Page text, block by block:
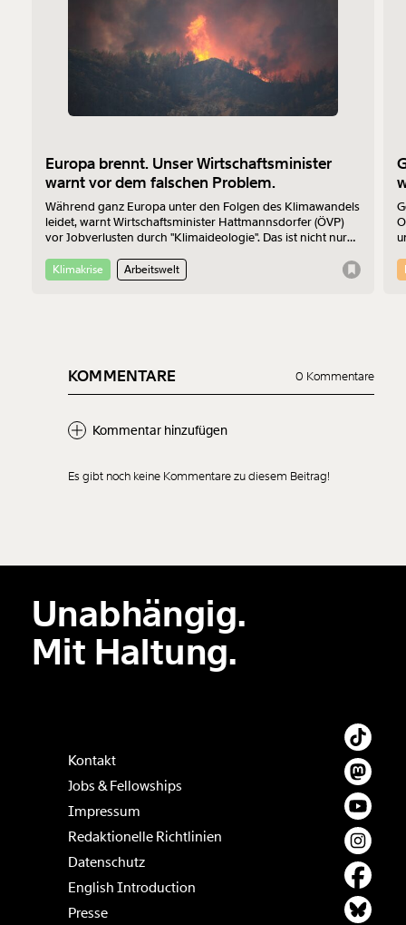
Europa brennt. Unser Wirtschaftsminister
warnt vor dem falschen Problem.
Während ganz Europa unter den Folgen des Klimawandels
leidet, warnt Wirtschaftsminister Hattmannsdorfer (ÖVP)
vor Jobverlusten durch "Klimaideologie". Das ist nicht nur
falsch.
Klimakrise Arbeitswelt
KOMMENTARE 0 Kommentare
Kommentar hinzufügen
Der Inhalt dieses Feldes wird nicht öffentlich zugänglich angezeigt.
Es gibt noch keine Kommentare zu diesem Beitrag!
Unabhängig.
Mit Haltung.
Kontakt
Jobs & Fellowships
Impressum
Redaktionelle Richtlinien
Datenschutz
English Introduction
Presse